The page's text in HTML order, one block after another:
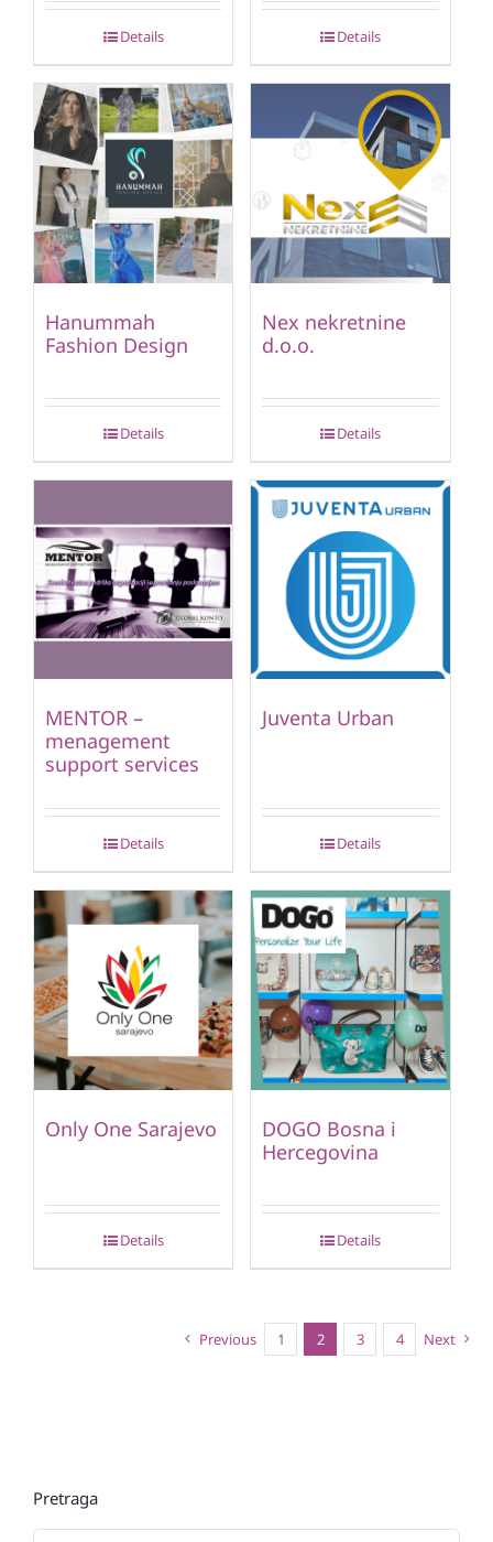
Details Details
Hanummah
Fashion Design
Details
Nex nekretnine
d.o.o.
Details
MENTOR –
menagement
support services
Details
Juventa Urban
Details
Only One Sarajevo
Details
DOGO Bosna i
Hercegovina
Details
Previous 1 2 3 4 Next
Pretraga